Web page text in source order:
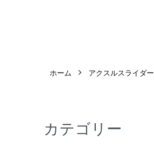
ホーム アクスルスライダー
カテゴリー